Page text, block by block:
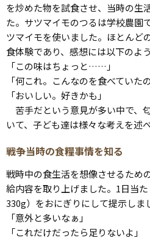
を炒めた物を試食させ、当時の生
た。サツマイモのつるは学校農園
ツマイモを使いました。ほとんど
食体験であり、感想には以下のよ
「この味はちょっと……」
「何これ。こんなのを食べていたの
「おいしい。好きかも」
苦手だという意見が多い中で、
いて、子ども達は様々な考えを述
戦争当時の食糧事情を知る
戦時中の食生活を想像させるため
給内容を取り上げました。1日当
330g）をおにぎりにして提示しま
「意外と多いなぁ」
「これだけだったら足りないよ」